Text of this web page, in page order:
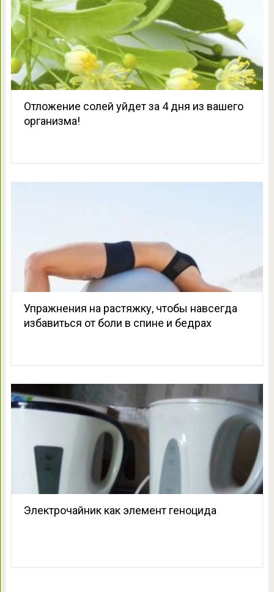
Отложение солей уйдет за 4 дня из вашего
организма!
Упражнения на растяжку, чтобы навсегда
избавиться от боли в спине и бедрах
Электрочайник как элемент геноцида